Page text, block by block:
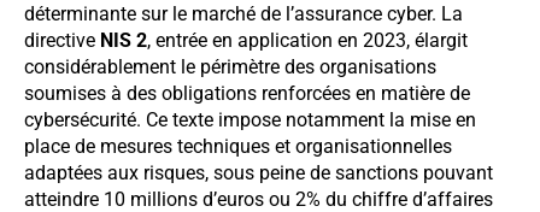
déterminante sur le marché de l’assurance cyber. La
directive NIS 2, entrée en application en 2023, élargit
considérablement le périmètre des organisations
soumises à des obligations renforcées en matière de
cybersécurité. Ce texte impose notamment la mise en
place de mesures techniques et organisationnelles
adaptées aux risques, sous peine de sanctions pouvant
atteindre 10 millions d’euros ou 2% du chiffre d’affaires